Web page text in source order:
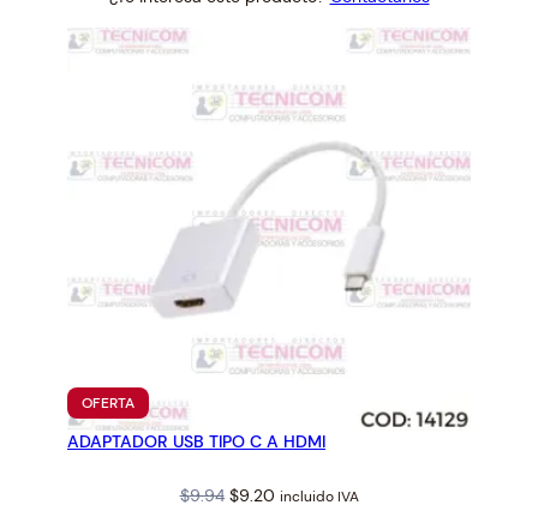
OFERTAPRODUCTO
EN
OFERTA
ADAPTADOR USB TIPO C A HDMI
$9.94 Original
$9.20Current
incluido IVA